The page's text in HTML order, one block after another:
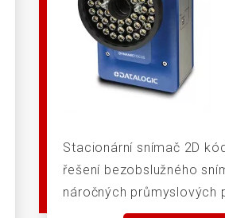
Stacionární snímač 2D
řešení bezobslužného
náročných průmyslových